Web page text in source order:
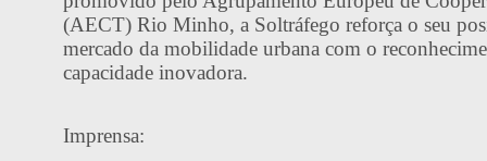
(AECT) Rio Minho, a Soltráfego reforça o seu
mercado da mobilidade urbana com o
capacidade inovadora.
Imprensa: